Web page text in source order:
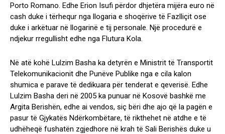
Porto Romano. Edhe Erion Isufi përdor dhjetëra mijëra euro në
cash duke i tërhequr nga llogaria e shoqërive të Fazlliçit ose
duke i arkëtuar në llogarinë e tij personale. Një procedurë e
ndjekur rregullisht edhe nga Flutura Kola.
Në atë kohë Lulzim Basha ka detyrën e Ministrit të Transportit
Telekomunikacionit dhe Punëve Publike nga e cila kalon
shumica e parave të dedikuara për tenderat e qeverisë. Edhe
Lulzim Basha deri në 2005 ka punuar në Kosovë bashkë me
Argita Berishën, edhe ai vendos, siç bëri dhe ajo që la pagën e
pasur të Gjykatës Ndërkombëtare, të rikthehet në atdhe e të
udhëheqë fushatën zgjedhore në krah të Sali Berishës duke u